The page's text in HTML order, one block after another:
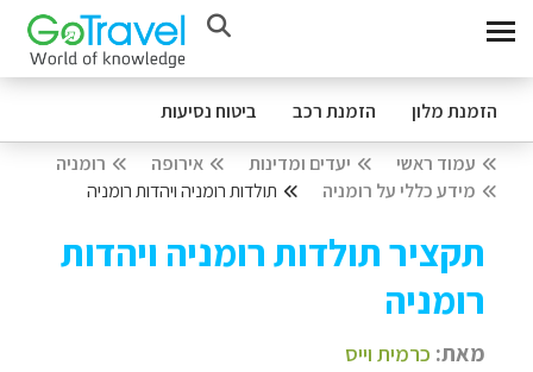
הזמנת מלון הזמנת רכב ביטוח נסיעות
עמוד ראשי יעדים ומדינות אירופה
רומניה
מידע כללי על רומניה
תולדות רומניה ויהדות רומניה
תקציר תולדות רומניה ויהדות
רומניה
מאת: כרמית וייס